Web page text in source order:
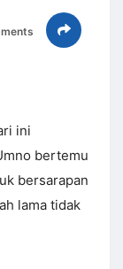
ini
bertemu
bersarapan
lama tidak